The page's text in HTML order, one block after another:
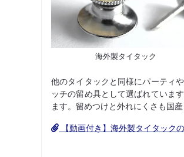
海外製タイタック
他のタイタックと同様にパーティ
ッチの留め具として選ばれていま
ます。留めつけと外れにくさも国
【動画付き】海外製タイタック